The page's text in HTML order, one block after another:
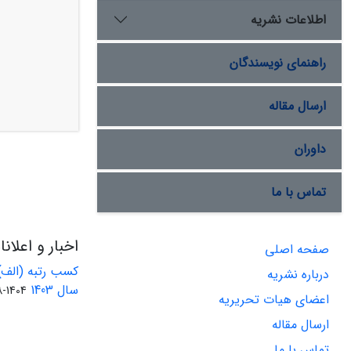
اطلاعات نشریه
راهنمای نویسندگان
ارسال مقاله
داوران
تماس با ما
صفحه اصلی
درباره نشریه
اعضای هیات تحریریه
ارسال مقاله
اخبار و
کسب رتبه
سال 1403
1404-08-01